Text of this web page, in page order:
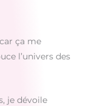
ça me
l’univers des
je dévoile